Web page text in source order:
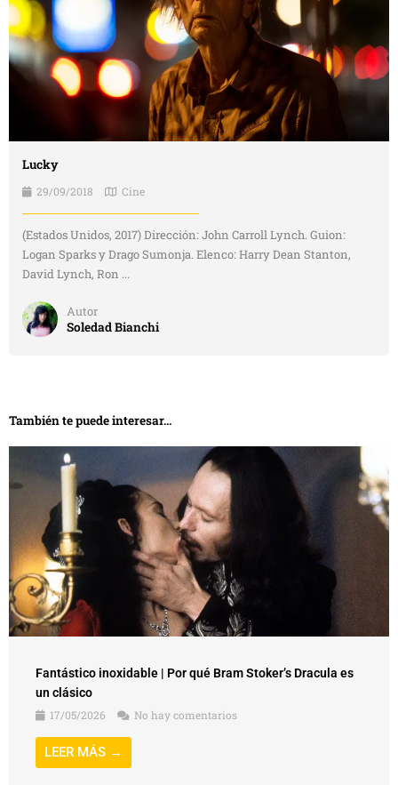
Lucky
29/09/2018 Cine
(Estados Unidos, 2017) Dirección: John Carroll Lynch. Guion:
Logan Sparks y Drago Sumonja. Elenco: Harry Dean Stanton,
David Lynch, Ron ...
Autor
Soledad Bianchi
También te puede interesar...
Fantástico inoxidable | Por qué Bram Stoker’s Dracula es
un clásico
17/05/2026
No hay comentarios
LEER MÁS →